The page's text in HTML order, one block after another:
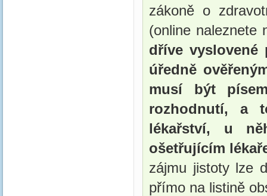
zákoně o
(online naleznete
dříve
úředně
musí být
rozhodnutí, a
lékařství, u
ošetřujícím
zájmu jistoty lze
přímo na listině